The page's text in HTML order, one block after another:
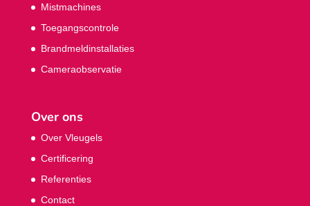
Mistmachines
Toegangscontrole
Brandmeldinstallaties
Cameraobservatie
Over ons
Over Vleugels
Certificering
Referenties
Contact